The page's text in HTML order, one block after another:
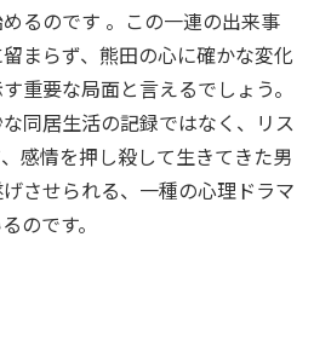
るのです 。この一連の出来事
まらず、熊田の心に確かな変化
重要な局面と言えるでしょう。
同居生活の記録ではなく、リス
感情を押し殺して生きてきた男
させられる、一種の心理ドラマ
のです。